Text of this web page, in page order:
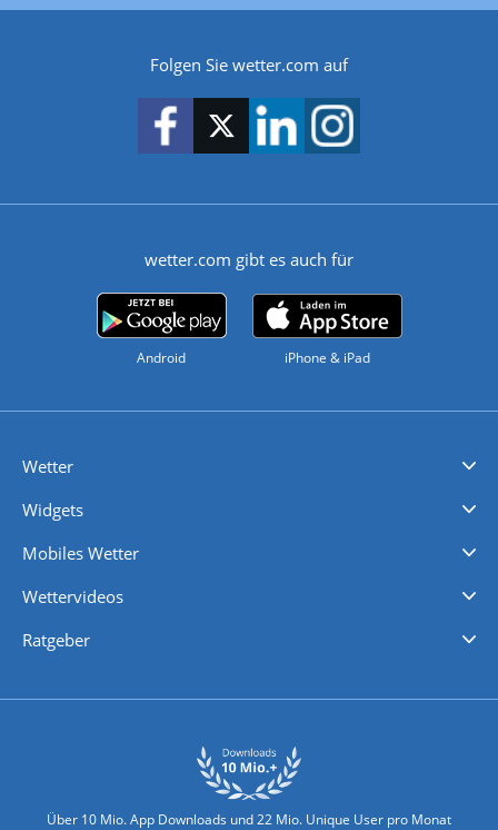
Folgen Sie wetter.com auf
wetter.com gibt es auch für
Android iPhone & iPad
Wetter
Widgets
Mobiles Wetter
Wettervideos
Ratgeber
Über 10 Mio. App Downloads und 22 Mio. Unique User pro Monat